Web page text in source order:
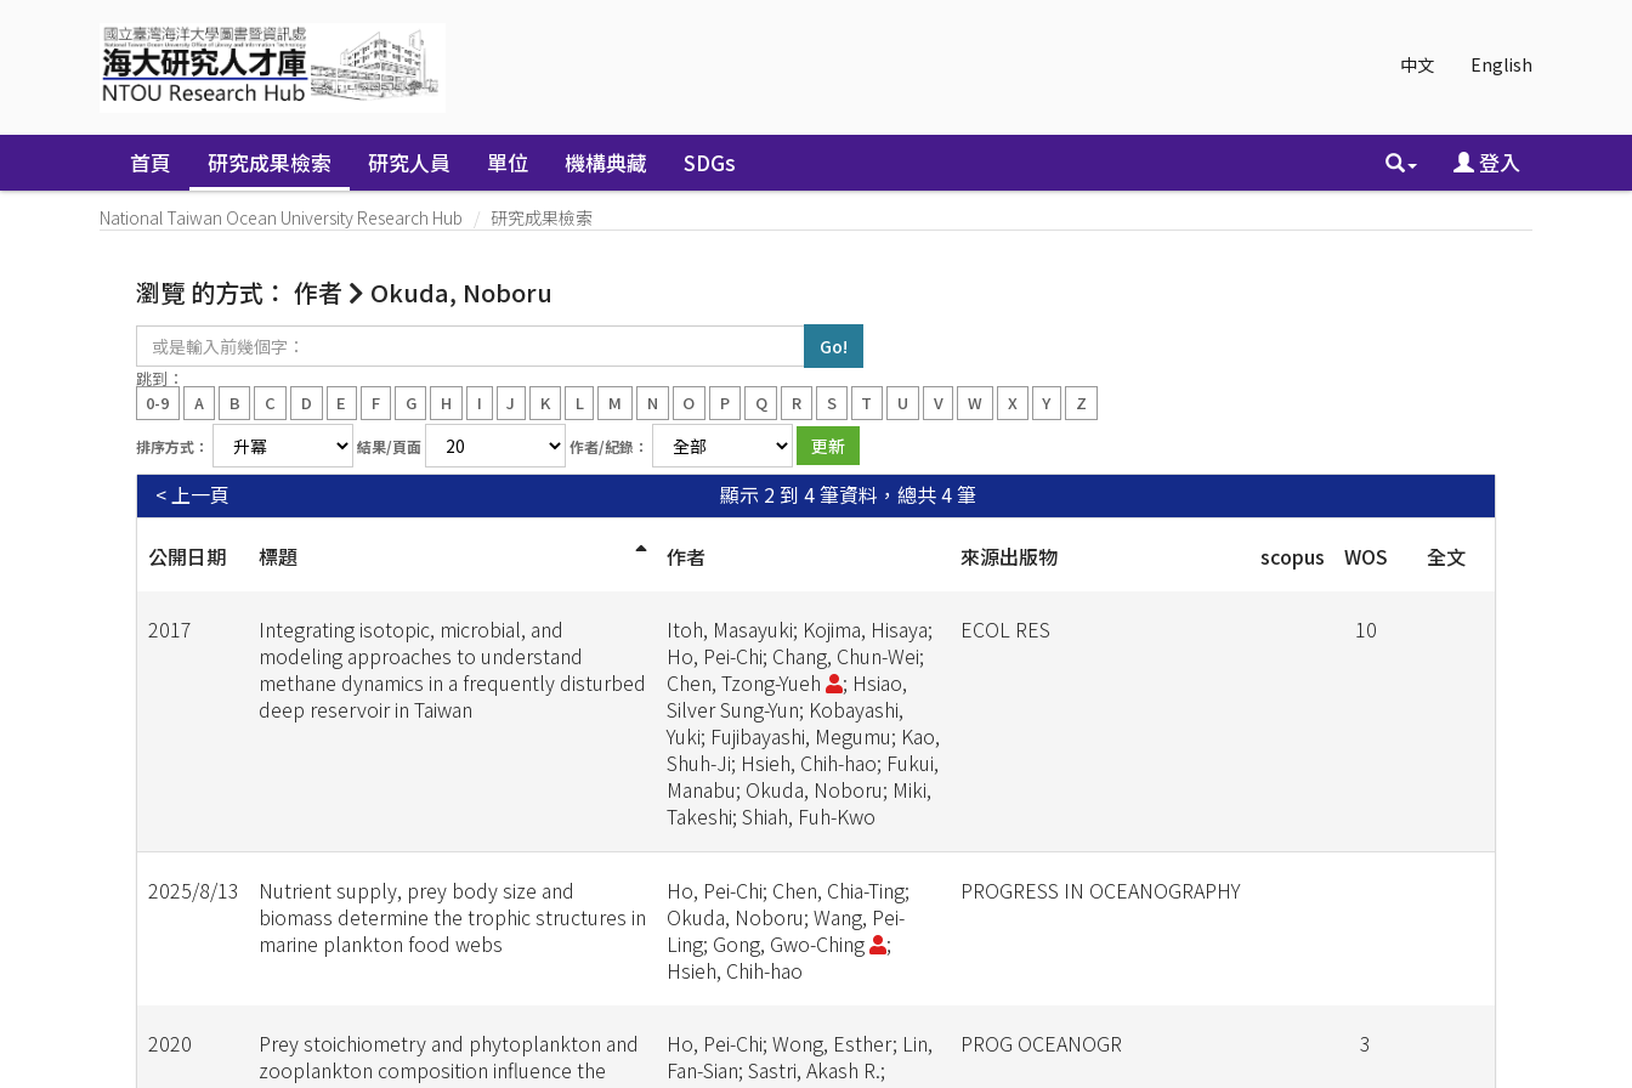
中文 English
首頁 研究成果檢索 研究人員 單位 機構典藏 SDGs 登入
National Taiwan Ocean University Research Hub 研究成果檢索
瀏覽 的方式： 作者 Okuda, Noboru
或
輸
入
前
幾
字：
跳到：
0-9
A B C D E F G H I J K L M N O P Q R S T U V W X Y Z
排序方式： 結果/頁面 作者/紀錄：
顯示 2 到 4 筆資料，總共 4 筆
< 上一頁
公開日期 標題 作者 來源出版物 scopus WOS 全文
2017
Integrating isotopic, microbial, and
modeling approaches to understand
methane dynamics in a frequently disturbed
deep reservoir in Taiwan
Itoh, Masayuki; Kojima, Hisaya;
Ho, Pei-Chi; Chang, Chun-Wei;
Chen, Tzong-Yueh
; Hsiao,
Silver Sung-Yun; Kobayashi,
Yuki; Fujibayashi, Megumu; Kao,
Shuh-Ji; Hsieh, Chih-hao; Fukui,
Manabu; Okuda, Noboru; Miki,
Takeshi; Shiah, Fuh-Kwo
ECOL RES 10
2025/8/13
Nutrient supply, prey body size and
biomass determine the trophic structures in
marine plankton food webs
Ho, Pei-Chi; Chen, Chia-Ting;
Okuda, Noboru; Wang, Pei-
Ling; Gong, Gwo-Ching
;
Hsieh, Chih-hao
PROGRESS IN OCEANOGRAPHY
2020
Prey stoichiometry and phytoplankton and
zooplankton composition influence the
Ho, Pei-Chi; Wong, Esther; Lin,
Fan-Sian; Sastri, Akash R.;
PROG OCEANOGR 3